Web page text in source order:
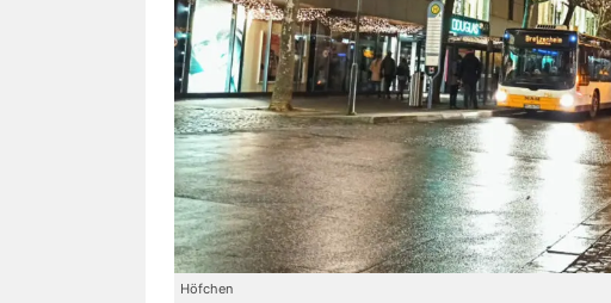
Höfchen